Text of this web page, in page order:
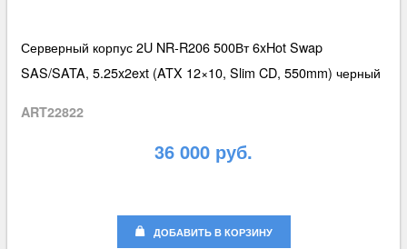
Серверный корпус 2U NR-R206 500Вт 6xHot Swap
SAS/SATA, 5.25x2ext (ATX 12×10, Slim CD, 550mm) черный
ART22822
36 000 руб.
ДОБАВИТЬ В КОРЗИНУ